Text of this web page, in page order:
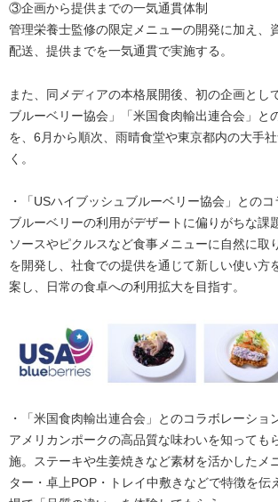
③企画から提供までの一気通貫体制
管理栄養士監修の限定メニューの開発に加え、
配送、提供までを一気通貫で実施する。
また、同メディアの本格展開後、初の企画とし
ブルーベリー協会」「米国食肉輸出連合会」と
を、6月から順次、雨晴食堂や東京都内の大手
く。
・「USハイブッシュブルーベリー協会」との
ブルーベリーの利用がデザートに偏りがちな課
ソースやピクルスなど食事メニューに自然に取
を開発し、社食での提供を通じて新しい使い方
案し、日常の食卓への利用拡大を目指す。
・「米国食肉輸出連合会」とのコラボレーショ
アメリカンポークの高品質な味わいを知っても
施。ステーキや生姜焼きなど素材を活かしたメ
ター・卓上POP・トレイ中敷きなどで特徴を伝